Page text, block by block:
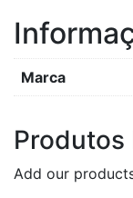
Marca
Produtos
Add our